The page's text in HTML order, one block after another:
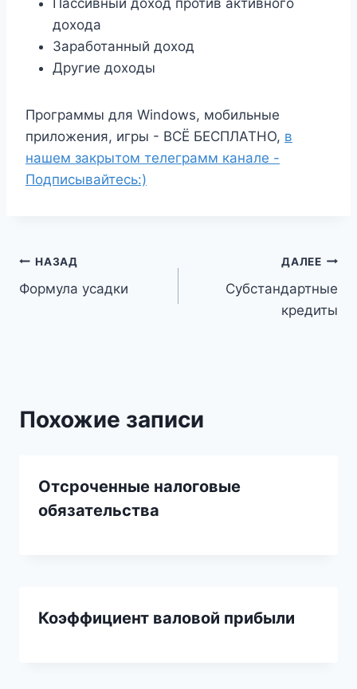
Пассивный доход против активного
дохода
Заработанный доход
Другие доходы
Программы для Windows, мобильные
приложения, игры - ВСЁ БЕСПЛАТНО, в
нашем закрытом телеграмм канале -
Подписывайтесь:)
Навигация
по
НАЗАД
Формула усадки
ДАЛЕЕ
Субстандартные
кредиты
Похожие записи
Отсроченные налоговые
обязательства
Коэффициент валовой прибыли